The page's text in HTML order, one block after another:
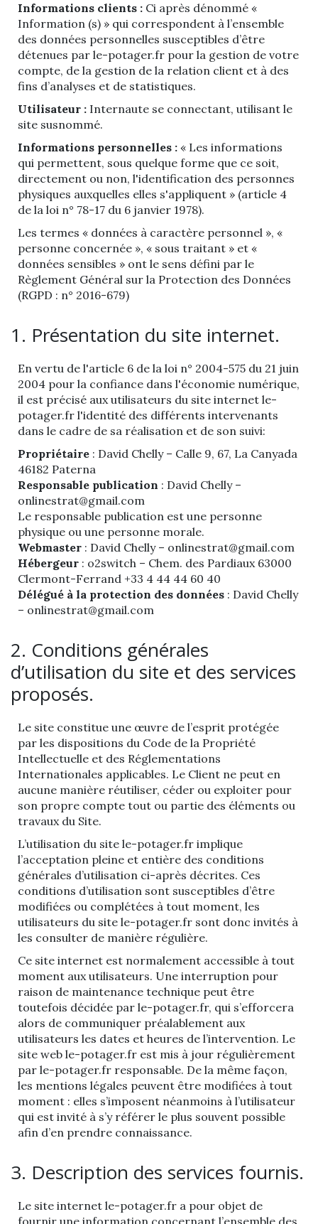
Informations clients : Ci après dénommé «
Information (s) » qui correspondent à l’ensemble
des données personnelles susceptibles d’être
détenues par le-potager.fr pour la gestion de votre
compte, de la gestion de la relation client et à des
fins d’analyses et de statistiques.
Utilisateur : Internaute se connectant, utilisant le
site susnommé.
Informations personnelles : « Les informations
qui permettent, sous quelque forme que ce soit,
directement ou non, l'identification des personnes
physiques auxquelles elles s'appliquent » (article 4
de la loi n° 78-17 du 6 janvier 1978).
Les termes « données à caractère personnel », «
personne concernée », « sous traitant » et «
données sensibles » ont le sens défini par le
Règlement Général sur la Protection des Données
(RGPD : n° 2016-679)
1. Présentation du site internet.
En vertu de l'article 6 de la loi n° 2004-575 du 21 juin
2004 pour la confiance dans l'économie numérique,
il est précisé aux utilisateurs du site internet le-
potager.fr l'identité des différents intervenants
dans le cadre de sa réalisation et de son suivi:
Propriétaire : David Chelly – Calle 9, 67, La Canyada
46182 Paterna
Responsable publication : David Chelly –
onlinestrat@gmail.com
Le responsable publication est une personne
physique ou une personne morale.
Webmaster : David Chelly – onlinestrat@gmail.com
Hébergeur : o2switch – Chem. des Pardiaux 63000
Clermont-Ferrand +33 4 44 44 60 40
Délégué à la protection des données : David Chelly
– onlinestrat@gmail.com
2. Conditions générales
d’utilisation du site et des services
proposés.
Le site constitue une œuvre de l’esprit protégée
par les dispositions du Code de la Propriété
Intellectuelle et des Réglementations
Internationales applicables. Le Client ne peut en
aucune manière réutiliser, céder ou exploiter pour
son propre compte tout ou partie des éléments ou
travaux du Site.
L’utilisation du site le-potager.fr implique
l’acceptation pleine et entière des conditions
générales d’utilisation ci-après décrites. Ces
conditions d’utilisation sont susceptibles d’être
modifiées ou complétées à tout moment, les
utilisateurs du site le-potager.fr sont donc invités à
les consulter de manière régulière.
Ce site internet est normalement accessible à tout
moment aux utilisateurs. Une interruption pour
raison de maintenance technique peut être
toutefois décidée par le-potager.fr, qui s’efforcera
alors de communiquer préalablement aux
utilisateurs les dates et heures de l’intervention. Le
site web le-potager.fr est mis à jour régulièrement
par le-potager.fr responsable. De la même façon,
les mentions légales peuvent être modifiées à tout
moment : elles s’imposent néanmoins à l’utilisateur
qui est invité à s’y référer le plus souvent possible
afin d’en prendre connaissance.
3. Description des services fournis.
Le site internet le-potager.fr a pour objet de
fournir une information concernant l’ensemble des